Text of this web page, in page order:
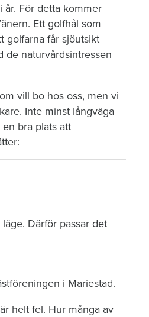
För detta kommer
Ett golfhål som
golfarna får sjöutsikt
de naturvårdsintressen
vill bo hos oss, men vi
Inte minst långväga
bra plats att
Därför passar det
i Mariestad.
helt fel. Hur många av